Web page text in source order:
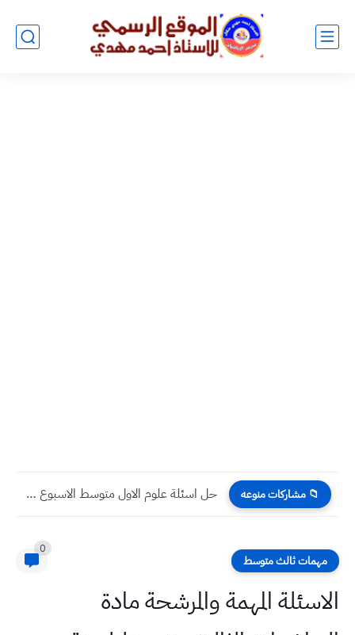
📁 مشاركات منوعه حل اسئلة علوم الاول متوسط الاسبوع الرابع عشر التلفزيون التربوي
مهمات ثالث متوسط
0
الاسئلة المهمة والمرشحة مادة